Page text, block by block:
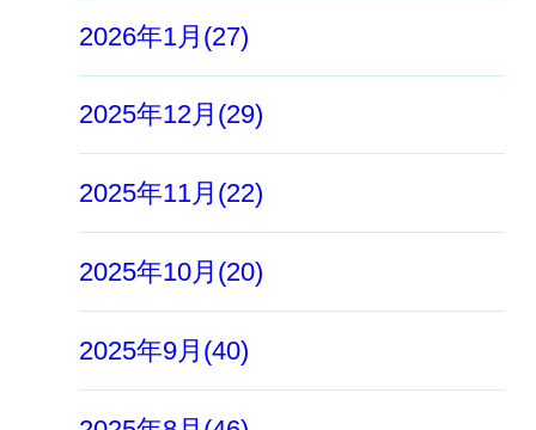
2026年1月(27)
2025年12月(29)
2025年11月(22)
2025年10月(20)
2025年9月(40)